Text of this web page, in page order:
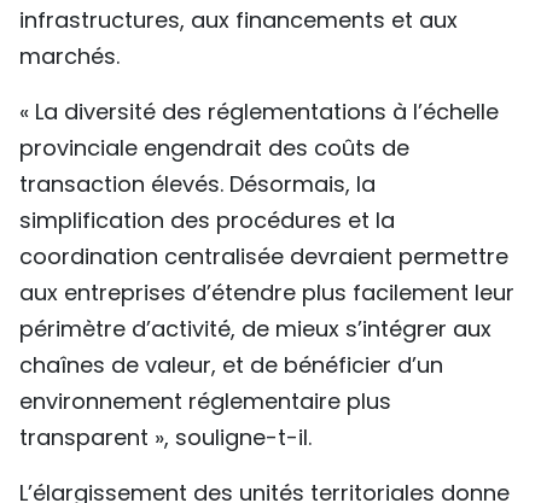
infrastructures, aux financements et aux
marchés.
« La diversité des réglementations à l’échelle
provinciale engendrait des coûts de
transaction élevés. Désormais, la
simplification des procédures et la
coordination centralisée devraient permettre
aux entreprises d’étendre plus facilement leur
périmètre d’activité, de mieux s’intégrer aux
chaînes de valeur, et de bénéficier d’un
environnement réglementaire plus
transparent », souligne-t-il.
L’élargissement des unités territoriales donne